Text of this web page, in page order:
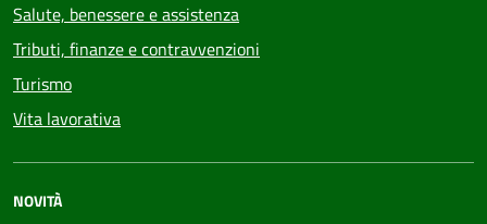
Salute, benessere e assistenza
Tributi, finanze e contravvenzioni
Turismo
Vita lavorativa
NOVITÀ